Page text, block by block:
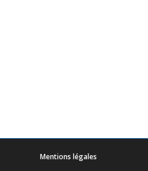
Mentions légales